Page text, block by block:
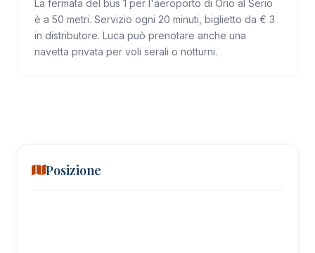
La fermata del bus 1 per l'aeroporto di Orio al Serio
è a 50 metri. Servizio ogni 20 minuti, biglietto da € 3
in distributore. Luca può prenotare anche una
navetta privata per voli serali o notturni.
Posizione